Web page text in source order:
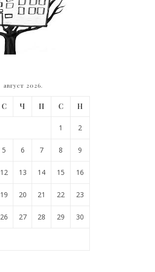
август 2026.
С Ч П С Н
1 2
5 6 7 8 9
12 13 14 15 16
19 20 21 22 23
26 27 28 29 30